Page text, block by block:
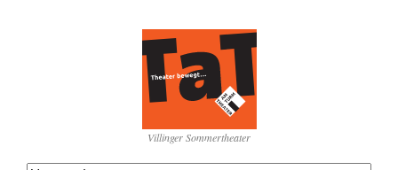
Villinger Sommertheater